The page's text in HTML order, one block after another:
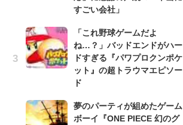
すごい会社」
「これ野球ゲームだよ
ね…？」バッドエンドがハー
ドすぎる『パワプロクンポケ
ット』の超トラウマエピソー
ド
夢のパーティが組めたゲーム
ボーイ『ONE PIECE 幻のグ